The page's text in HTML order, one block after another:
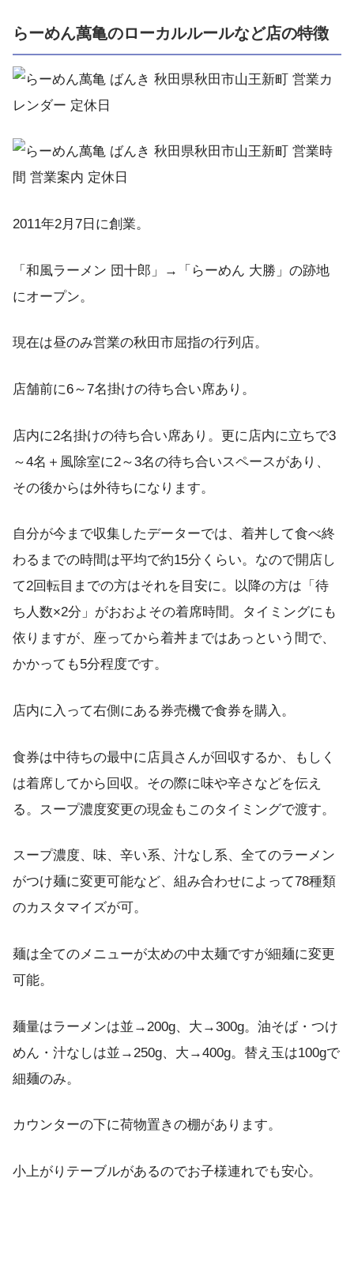
らーめん萬亀のローカルルールなど店の特徴
2011年2月7日に創業。
「和風ラーメン 団十郎」→「らーめん 大勝」の跡地
にオープン。
現在は昼のみ営業の秋田市屈指の行列店。
店舗前に6～7名掛けの待ち合い席あり。
店内に2名掛けの待ち合い席あり。更に店内に立ちで3
～4名＋風除室に2～3名の待ち合いスペースがあり、
その後からは外待ちになります。
自分が今まで収集したデーターでは、着丼して食べ終
わるまでの時間は平均で約15分くらい。なので開店し
て2回転目までの方はそれを目安に。以降の方は「待
ち人数×2分」がおおよその着席時間。タイミングにも
依りますが、座ってから着丼まではあっという間で、
かかっても5分程度です。
店内に入って右側にある券売機で食券を購入。
食券は中待ちの最中に店員さんが回収するか、もしく
は着席してから回収。その際に味や辛さなどを伝え
る。スープ濃度変更の現金もこのタイミングで渡す。
スープ濃度、味、辛い系、汁なし系、全てのラーメン
がつけ麺に変更可能など、組み合わせによって78種類
のカスタマイズが可。
麺は全てのメニューが太めの中太麺ですが細麺に変更
可能。
麺量はラーメンは並→200g、大→300g。油そば・つけ
めん・汁なしは並→250g、大→400g。替え玉は100gで
細麺のみ。
カウンターの下に荷物置きの棚があります。
小上がりテーブルがあるのでお子様連れでも安心。